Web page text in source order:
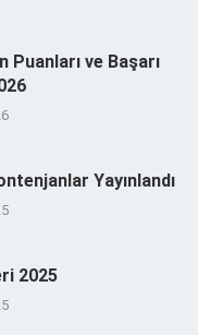
Puanları ve Başarı
Yayınlandı
2025